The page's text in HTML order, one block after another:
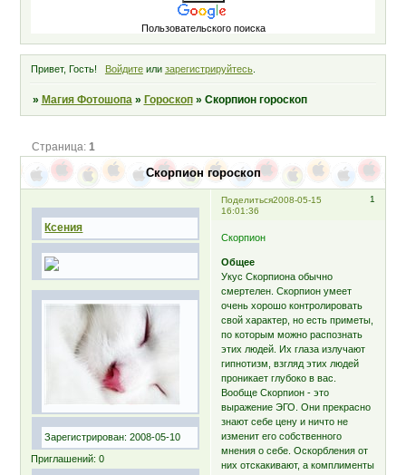
Пользовательского поиска
Привет, Гость! Войдитеили зарегистрируйтесь.
» Магия Фотошопа » Гороскоп » Скорпион гороскоп
Скорпион гороскоп
Страница: 1
Поделиться 1
2008-05-15
16:01:36
Ксения
Зарегистрирован: 2008-05-10
Приглашений: 0
Скорпион
Общее
Укус Скорпиона обычно
смертелен. Скорпион умеет
очень хорошо контролировать
свой характер, но есть приметы,
по которым можно распознать
этих людей. Их глаза излучают
гипнотизм, взгляд этих людей
проникает глубоко в вас.
Вообще Скорпион - это
выражение ЭГО. Они прекрасно
знают себе цену и ничто не
изменит его собственного
мнения о себе. Оскорбления от
них отскакивают, а комплименты